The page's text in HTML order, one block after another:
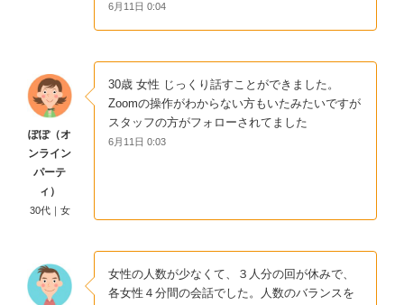
6月11日 0:04
ぽぽ（オ
ンライン
パーテ
ィ）
30代｜女
30歳 女性 じっくり話すことができました。
Zoomの操作がわからない方もいたみたいですが
スタッフの方がフォローされてました
6月11日 0:03
女性の人数が少なくて、３人分の回が休みで、
各女性４分間の会話でした。人数のバランスを